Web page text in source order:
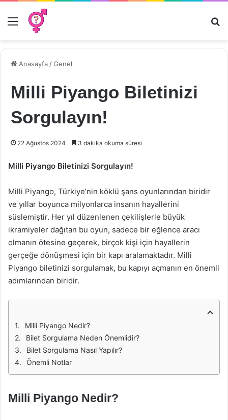
Menü
Anasayfa /Genel
Milli Piyango Biletinizi
Sorgulayın!
22 Ağustos 2024 3 dakika okuma süresi
Milli Piyango Biletinizi Sorgulayın!
Milli Piyango, Türkiye’nin köklü şans oyunlarından biridir
ve yıllar boyunca milyonlarca insanın hayallerini
süslemiştir. Her yıl düzenlenen çekilişlerle büyük
ikramiyeler dağıtan bu oyun, sadece bir eğlence aracı
olmanın ötesine geçerek, birçok kişi için hayallerin
gerçeğe dönüşmesi için bir kapı aralamaktadır. Milli
Piyango biletinizi sorgulamak, bu kapıyı açmanın en önemli
adımlarından biridir.
Milli Piyango Nedir?
Bilet Sorgulama Neden Önemlidir?
Bilet Sorgulama Nasıl Yapılır?
Önemli Notlar
Milli Piyango Nedir?